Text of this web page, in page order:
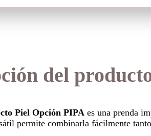
del
Piel Opción PIPA es una prenda
permite combinarla fácilmente